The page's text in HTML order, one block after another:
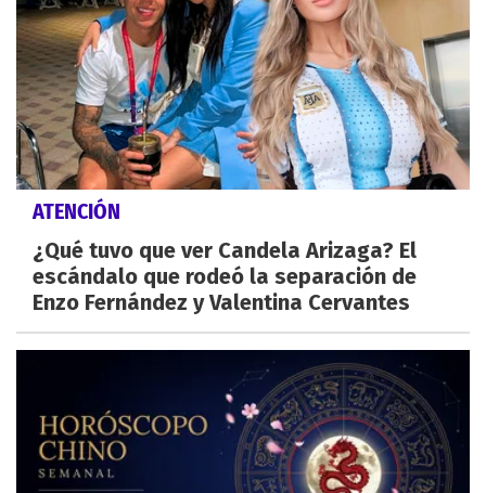
ATENCIÓN
¿Qué tuvo que ver Candela Arizaga? El
escándalo que rodeó la separación de
Enzo Fernández y Valentina Cervantes